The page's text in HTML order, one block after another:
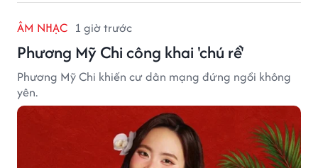
ÂM NHẠC 1 giờ trước
Phương Mỹ Chi công khai 'chú rể'
Phương Mỹ Chi khiến cư dân mạng đứng ngồi không
yên.